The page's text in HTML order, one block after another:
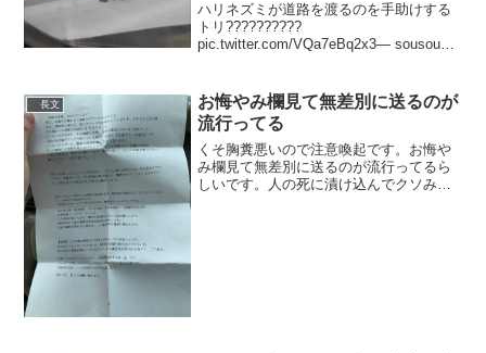
ハリネズミが道路を渡るのを手助けする
トリ??????????
pic.twitter.com/VQa7eBq2x3— sousou
らかに渡らせてる...
長文
お悔やみ欄見て無差別に送るのが
流行ってる
くそ胸糞悪いので注意喚起です。お悔や
み欄見て無差別に送るのが流行ってるら
しいです。人の死に漬け込んでクソみた